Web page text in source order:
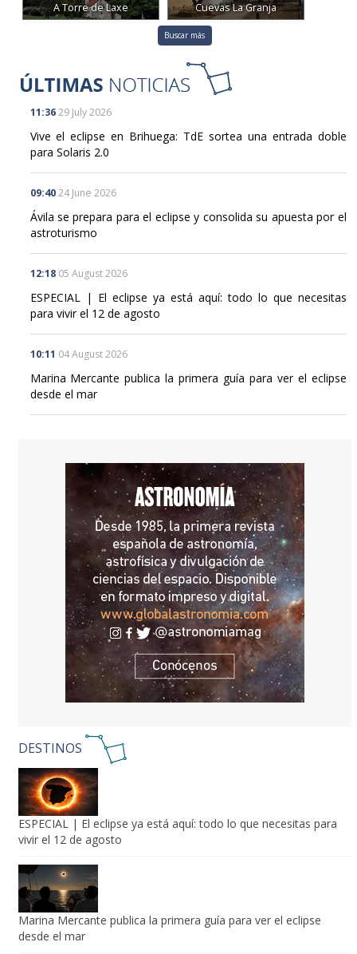
A Torre de Laxe Cuevas La Granja
Buscar más
11:36 29 July 2026
Vive el eclipse en Brihuega: TdE sortea una entrada doble
para Solaris 2.0
09:40 24 June 2026
Ávila se prepara para el eclipse y consolida su apuesta por el
astroturismo
12:18 05 August 2026
ESPECIAL | El eclipse ya está aquí: todo lo que necesitas
para vivir el 12 de agosto
10:11 04 August 2026
Marina Mercante publica la primera guía para ver el eclipse
desde el mar
DESTINOS
ESPECIAL | El eclipse ya está aquí: todo lo que necesitas para
vivir el 12 de agosto
Marina Mercante publica la primera guía para ver el eclipse
desde el mar